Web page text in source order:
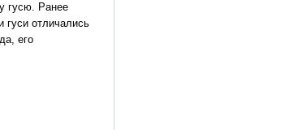
гусю. Ранее
гуси отличались
его